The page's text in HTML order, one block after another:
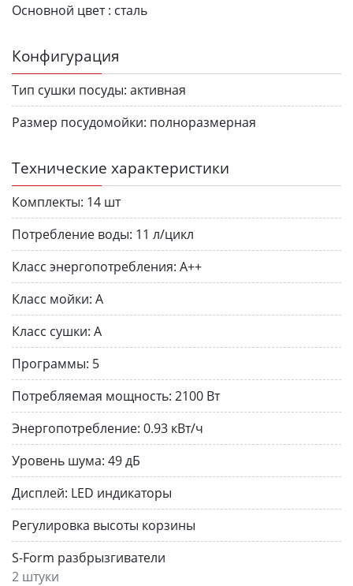
Основной цвет : сталь
Конфигурация
Тип сушки посуды: активная
Размер посудомойки: полноразмерная
Технические характеристики
Комплекты: 14 шт
Потребление воды: 11 л/цикл
Класс энергопотребления: A++
Класс мойки: A
Класс сушки: A
Программы: 5
Потребляемая мощность: 2100 Вт
Энергопотребление: 0.93 кВт/ч
Уровень шума: 49 дБ
Дисплей: LED индикаторы
Регулировка высоты корзины
S-Form разбрызгиватели
2 штуки